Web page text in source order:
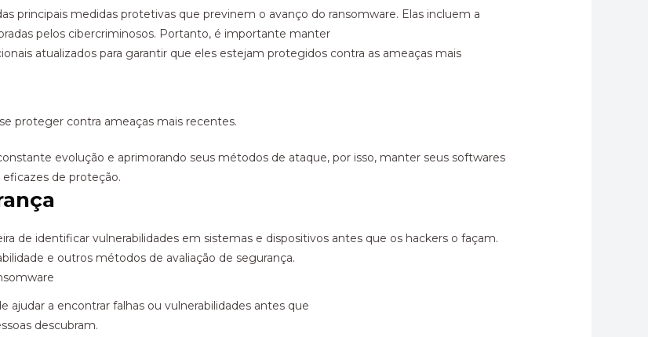
principais medidas protetivas que previnem o avanço do ransomware. Elas incluem a
pelos cibercriminosos. Portanto, é importante manter
atualizados para garantir que eles estejam protegidos contra as ameaças mais
proteger contra ameaças mais recentes.
evolução e aprimorando seus métodos de ataque, por isso, manter seus softwares
de proteção.
de identificar vulnerabilidades em sistemas e dispositivos antes que os hackers o façam.
e outros métodos de avaliação de segurança.
a encontrar falhas ou vulnerabilidades antes que
descubram.